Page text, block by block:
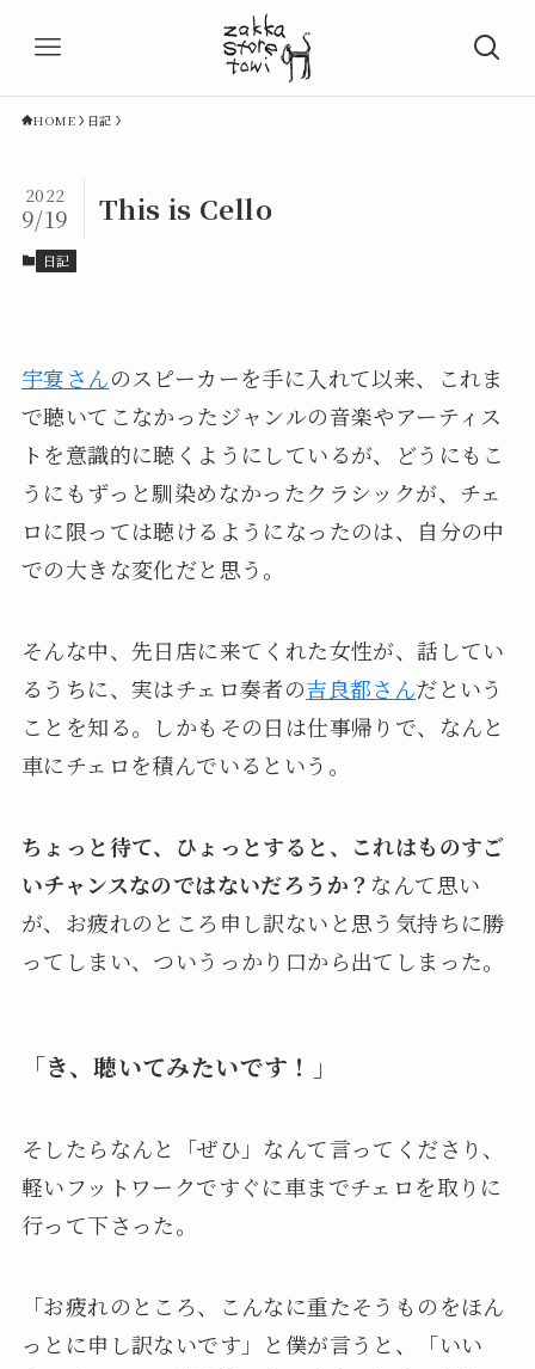
HOME 日記
This is Cello
2022
9/19
日記
宇宴さんのスピーカーを手に入れて以来、これま
で聴いてこなかったジャンルの音楽やアーティス
トを意識的に聴くようにしているが、どうにもこ
うにもずっと馴染めなかったクラシックが、チェ
ロに限っては聴けるようになったのは、自分の中
での大きな変化だと思う。
そんな中、先日店に来てくれた女性が、話してい
るうちに、実はチェロ奏者の吉良都さんだという
ことを知る。しかもその日は仕事帰りで、なんと
車にチェロを積んでいるという。
ちょっと待て、ひょっとすると、これはものすご
いチャンスなのではないだろうか？ なんて思い
が、お疲れのところ申し訳ないと思う気持ちに勝
ってしまい、ついうっかり口から出てしまった。
「き、聴いてみたいです！」
そしたらなんと「ぜひ」なんて言ってくださり、
軽いフットワークですぐに車までチェロを取りに
行って下さった。
「お疲れのところ、こんなに重たそうものをほん
っとに申し訳ないです」と僕が言うと、「いい